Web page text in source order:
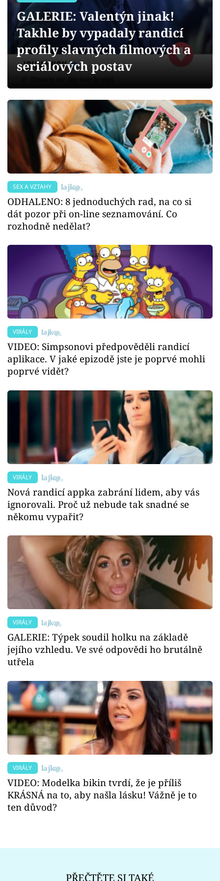
Videa
Sledujte prima+
Sledujte nás
GALERIE: Valentýn jinak!
Takhle by vypadaly randicí
profily slavných filmových a
seriálových postav
SEX A VZTAHY
ODHALENO: 8 jednoduchých rad, na co si
dát pozor při on-line seznamování. Co
rozhodně nedělat?
VIRÁLY
VIDEO: Simpsonovi předpověděli randicí
aplikace. V jaké epizodě jste je poprvé mohli
poprvé vidět?
VIRÁLY
Nová randicí appka zabrání lidem, aby vás
ignorovali. Proč už nebude tak snadné se
někomu vypařit?
VIRÁLY
GALERIE: Týpek soudil holku na základě
jejího vzhledu. Ve své odpovědi ho brutálně
utřela
VIRÁLY
VIDEO: Modelka bikin tvrdí, že je příliš
KRÁSNÁ na to, aby našla lásku! Vážně je to
ten důvod?
PŘEČTĚTE SI TAKÉ